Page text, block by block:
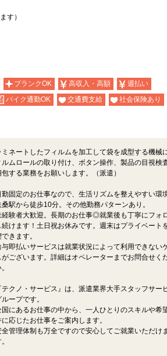
す）
ブランクOK 高収入・高額
週払い
バイク通勤OK 交通費支給
社会保険あり
ミネートしたフィルムを加工して袋を成型する機械
ルムロールの取り付け、ボタン操作、製品の目視検
包する業務をお願いします。（派遣）
勤固定のお仕事なので、生活リズムを整えやすい環
桑駅から徒歩10分。その他勤務パターンあり。
経験者大歓迎。長期のお仕事◎就業後も丁寧にフォ
続けます！土日祝お休みです。週末はプライベート
きます。
与即払いサービスは就業状況によって利用できない
がございます。詳細はオペレーターまでお問合せく
テクノ・サービス』は、派遣業界大手スタッフサー
ループです。
国にあるお仕事の中から、一人ひとりのスキルや希
に応じたお仕事をご案内します。
全管理体制も万全ですので安心してご就業いただけ